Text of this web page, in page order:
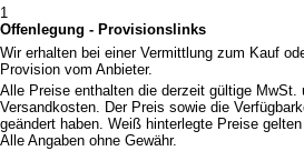
1
Offenlegung - Provisionslinks
Wir erhalten bei einer Vermittlung zum Kauf
Provision vom Anbieter.
Alle Preise enthalten die derzeit gültige MwSt.
Versandkosten. Der Preis sowie die
geändert haben. Weiß hinterlegte Preise
Alle Angaben ohne Gewähr.